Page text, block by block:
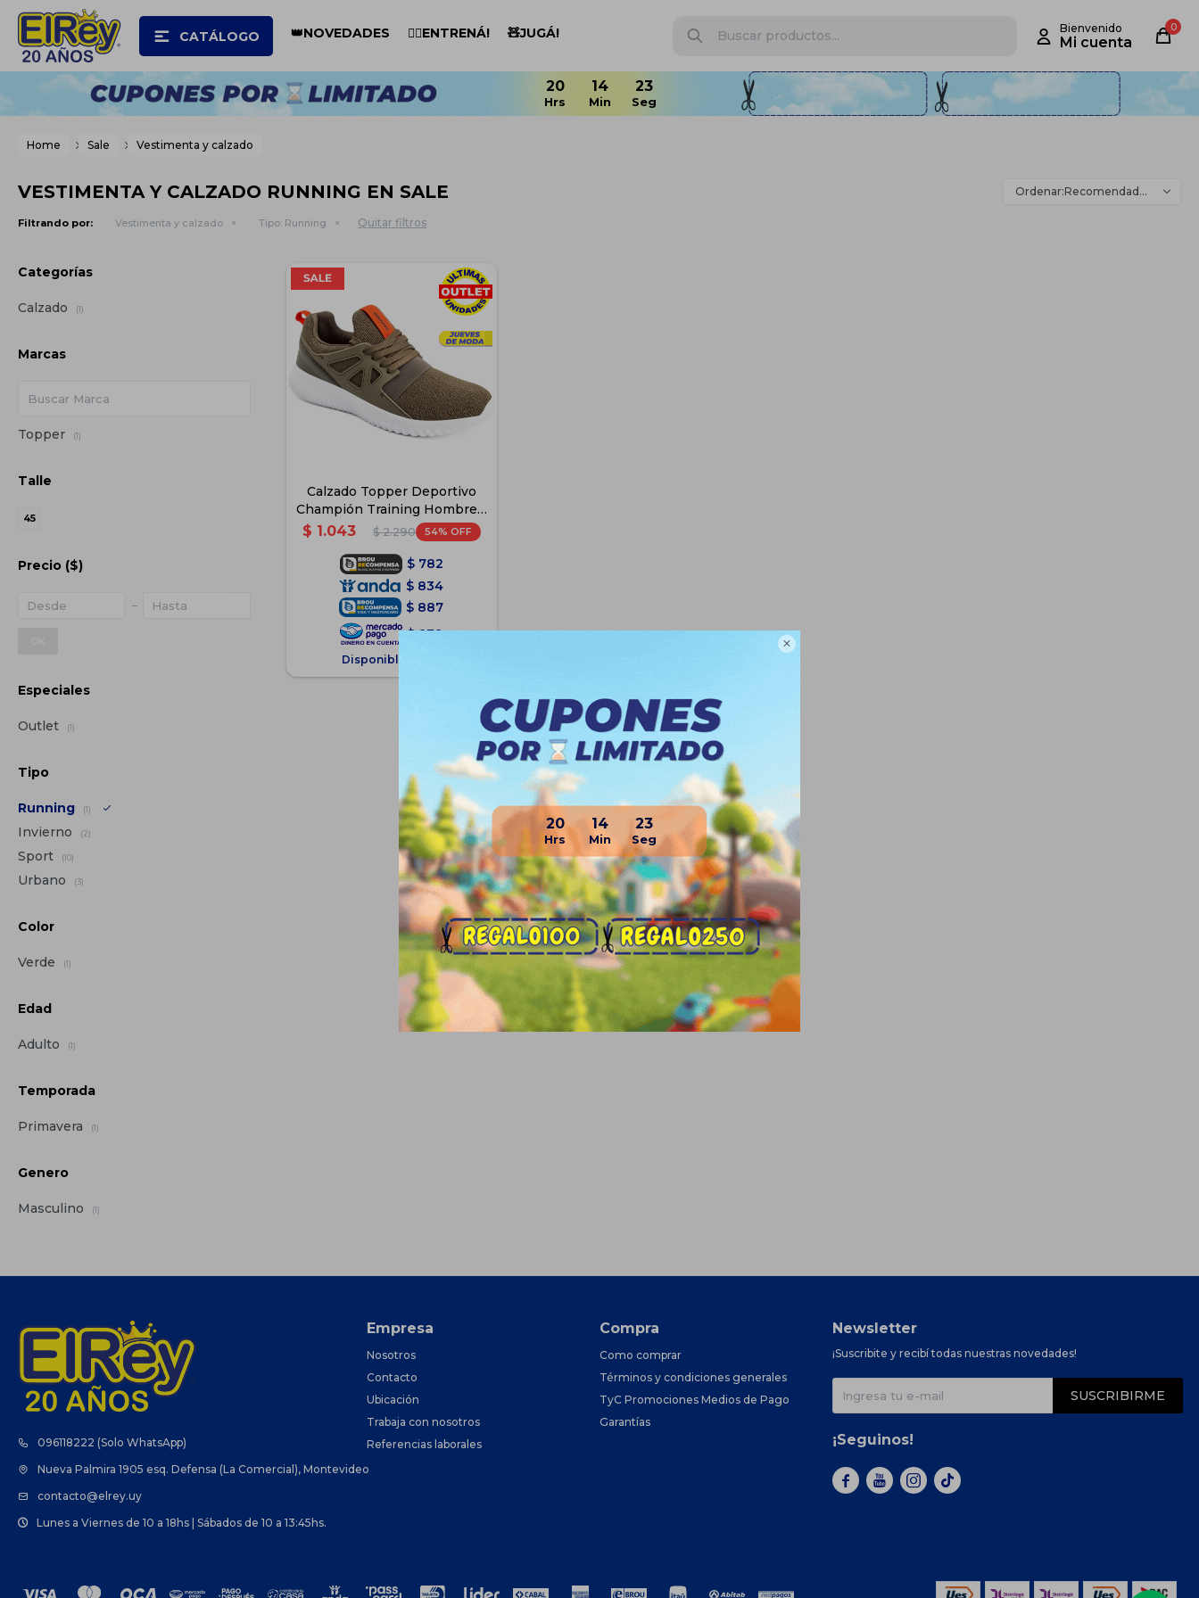

20 14 23
CATÁLOGO 👑NOVEDADES 🏋️‍♂️ENTRENÁ! 🧸JUGÁ! 0
Home Sale Vestimenta y calzado
VESTIMENTA Y CALZADO RUNNING EN SALE Recomendados
Filtrando por: Vestimenta y calzado Tipo: Running Quitar filtros
Calzado Topper Deportivo
Champión Training Hombre -
Verde-Naranja
$ 1.043 $ 2.290 54
$ 782
$ 834
$ 887
$ 939
Disponible Envío
Categorías
Calzado (1)
Marcas
Topper (1)
Talle
45
Precio ($)
Especiales
Outlet (1)
Tipo
Running (1)
Invierno (2)
Sport (10)
Urbano (3)
Color
Verde (1)
Edad
Adulto (1)
Temporada
Primavera (1)
Genero
Masculino (1)
096118222 (Solo WhatsApp)
Nueva Palmira 1905 esq. Defensa (La Comercial), Montevideo
contacto@elrey.uy
Lunes a Viernes de 10 a 18hs | Sábados de 10 a 13:45hs.
Empresa
Nosotros
Contacto
Ubicación
Trabaja con nosotros
Referencias laborales
Compra
Como comprar
Términos y condiciones generales
TyC Promociones Medios de Pago
Garantías
Newsletter
¡Suscribite y recibí todas nuestras novedades!
SUSCRIBIRME
¡Seguinos!
  